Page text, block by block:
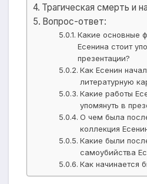
Трагическая смерть и
Вопрос-ответ:
Какие основные
Есенина стоит
презентации?
Как Есенин
литературную
Какие работы
упомянуть в
О чем была
коллекция
Какие были
самоубийства
Как начинается